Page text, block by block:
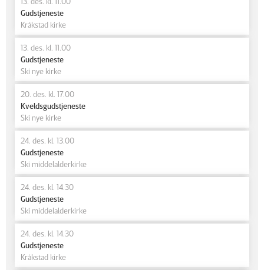
Gudstjeneste
Kråkstad kirke
13. des. kl. 11.00
Gudstjeneste
Ski nye kirke
20. des. kl. 17.00
Kveldsgudstjeneste
Ski nye kirke
24. des. kl. 13.00
Gudstjeneste
Ski middelalderkirke
24. des. kl. 14.30
Gudstjeneste
Ski middelalderkirke
24. des. kl. 14.30
Gudstjeneste
Kråkstad kirke